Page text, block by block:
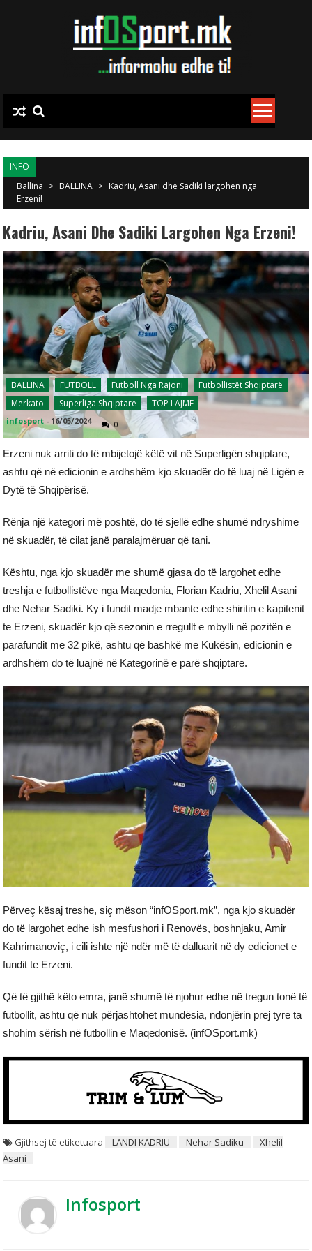
INFO
Ballina > BALLINA > Kadriu, Asani dhe Sadiki largohen nga
Erzeni!
Kadriu, Asani Dhe Sadiki Largohen Nga Erzeni!
BALLINA FUTBOLL Futboll Nga Rajoni
Futbollistët Shqiptarë
Merkato
Superliga Shqiptare TOP LAJME
infosport - 16/05/2024 0
Erzeni nuk arriti do të mbijetojë këtë vit në Superligën shqiptare,
ashtu që në edicionin e ardhshëm kjo skuadër do të luaj në Ligën e
Dytë të Shqipërisë.
Rënja një kategori më poshtë, do të sjellë edhe shumë ndryshime
në skuadër, të cilat janë paralajmëruar që tani.
Kështu, nga kjo skuadër me shumë gjasa do të largohet edhe
treshja e futbollistëve nga Maqedonia, Florian Kadriu, Xhelil Asani
dhe Nehar Sadiki. Ky i fundit madje mbante edhe shiritin e kapitenit
te Erzeni, skuadër kjo që sezonin e rregullt e mbylli në pozitën e
parafundit me 32 pikë, ashtu që bashkë me Kukësin, edicionin e
ardhshëm do të luajnë në Kategorinë e parë shqiptare.
Përveç kësaj treshe, siç mëson “infOSport.mk”, nga kjo skuadër
do të largohet edhe ish mesfushori i Renovës, boshnjaku, Amir
Kahrimanoviç, i cili ishte një ndër më të dalluarit në dy edicionet e
fundit te Erzeni.
Që të gjithë këto emra, janë shumë të njohur edhe në tregun tonë të
futbollit, ashtu që nuk përjashtohet mundësia, ndonjërin prej tyre ta
shohim sërish në futbollin e Maqedonisë. (infOSport.mk)
Gjithsej të etiketuara LANDI KADRIU Nehar Sadiku
Xhelil
Asani
Infosport